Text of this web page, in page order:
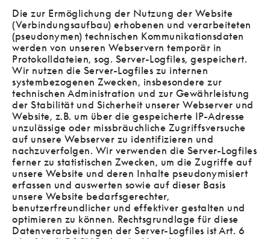
Die zur Ermöglichung der Nutzung der Website
(Verbindungsaufbau) erhobenen und verarbeiteten
(pseudonymen) technischen Kommunikationsdaten
werden von unseren Webservern temporär in
Protokolldateien, sog. Server-Logfiles, gespeichert.
Wir nutzen die Server-Logfiles zu internen
systembezogenen Zwecken, insbesondere zur
technischen Administration und zur Gewährleistung
der Stabilität und Sicherheit unserer Webserver und
Website, z.B. um über die gespeicherte IP-Adresse
unzulässige oder missbräuchliche Zugriffsversuche
auf unsere Webserver zu identifizieren und
nachzuverfolgen. Wir verwenden die Server-Logfiles
ferner zu statistischen Zwecken, um die Zugriffe auf
unsere Website und deren Inhalte pseudonymisiert
erfassen und auswerten sowie auf dieser Basis
unsere Website bedarfsgerechter,
benutzerfreundlicher und effektiver gestalten und
optimieren zu können. Rechtsgrundlage für diese
Datenverarbeitungen der Server-Logfiles ist Art. 6